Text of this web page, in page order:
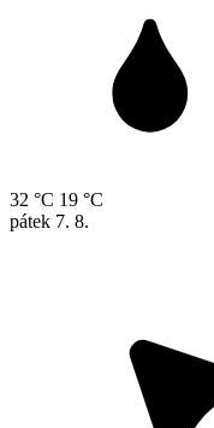
32 °C 19 °C
pátek 7. 8.